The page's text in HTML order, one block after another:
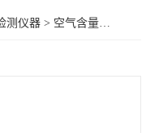
测仪器 > 空气含量测试仪